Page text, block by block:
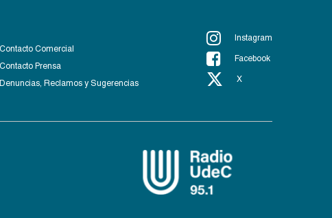
Contacto Comercial
Contacto Prensa
Denuncias, Reclamos y Sugerencias
Instagram
Facebook
X